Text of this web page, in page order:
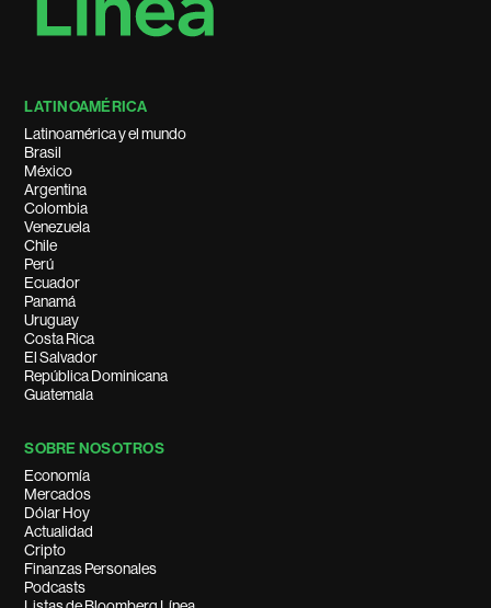
LATINOAMÉRICA
Latinoamérica y el mundo
Brasil
México
Argentina
Colombia
Venezuela
Chile
Perú
Ecuador
Panamá
Uruguay
Costa Rica
El Salvador
República Dominicana
Guatemala
SOBRE NOSOTROS
Economía
Mercados
Dólar Hoy
Actualidad
Cripto
Finanzas Personales
Podcasts